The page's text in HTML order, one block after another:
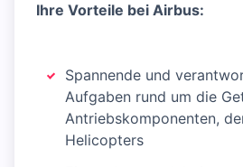
Ihre Vorteile bei Airbus:
Spannende und
Aufgaben rund um die
Antriebskomponenten,
Helicopters